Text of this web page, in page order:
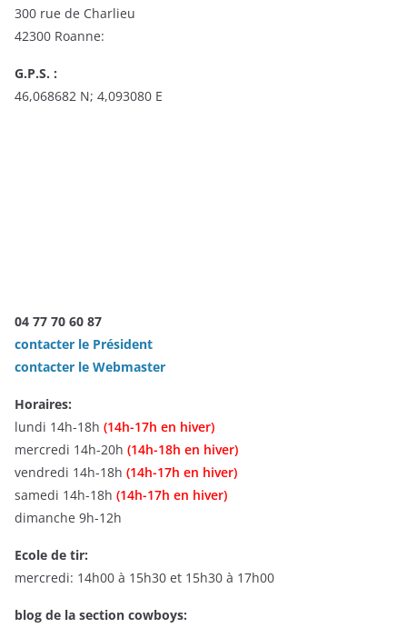
300 rue de Charlieu
42300 Roanne:
G.P.S. :
46,068682 N; 4,093080 E
04 77 70 60 87
contacter le Président
contacter le Webmaster
Horaires:
lundi 14h-18h (14h-17h en hiver)
mercredi 14h-20h (14h-18h en hiver)
vendredi 14h-18h (14h-17h en hiver)
samedi 14h-18h (14h-17h en hiver)
dimanche 9h-12h
Ecole de tir:
mercredi: 14h00 à 15h30 et 15h30 à 17h00
blog de la section cowboys: